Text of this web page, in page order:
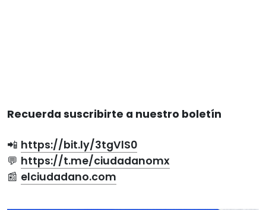
Recuerda suscribirte a nuestro boletín
📲 https://bit.ly/3tgVlS0
💬 https://t.me/ciudadanomx
📰 elciudadano.com